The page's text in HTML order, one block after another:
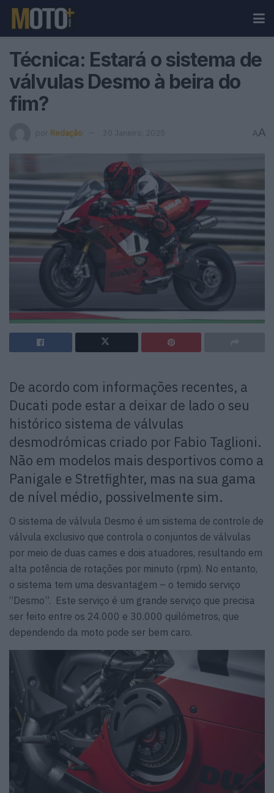
Técnica: Estará o sistema de
válvulas Desmo à beira do
fim?
por Redação 30 Janeiro, 2025 AA
De acordo com informações recentes, a
Ducati pode estar a deixar de lado o seu
histórico sistema de válvulas
desmodrómicas criado por Fabio Taglioni.
Não em modelos mais desportivos como a
Panigale e Stretfighter, mas na sua gama
de nível médio, possivelmente sim.
O sistema de válvula Desmo é um sistema de controle de
válvula exclusivo que controla o conjuntos de válvulas
por meio de duas cames e dois atuadores, resultando em
alta potência de rotações por minuto (rpm). No entanto,
o sistema tem uma desvantagem – o temido serviço
“Desmo”. Este serviço é um grande serviço que precisa
ser feito entre os 24.000 e 30.000 quilómetros, que
dependendo da moto pode ser bem caro.